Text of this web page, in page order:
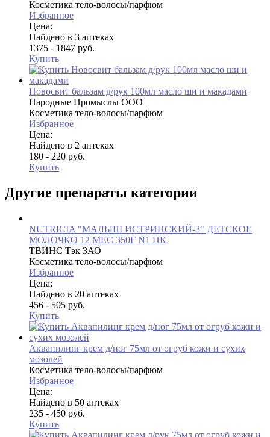
Косметика тело-волосы/парфюм
Избранное
Цена:
Найдено в 3 аптеках
1375 - 1847 руб.
Купить
Новосвит бальзам д/рук 100мл масло ши и макадами
Народные Промыслы ООО
Косметика тело-волосы/парфюм
Избранное
Цена:
Найдено в 2 аптеках
180 - 220 руб.
Купить
Другие препараты категории
NUTRICIA "МАЛЫШ ИСТРИНСКИЙ-3" ДЕТСКОЕ
МОЛОЧКО 12 МЕС 350Г N1 ПК
ТВИНС Тэк ЗАО
Косметика тело-волосы/парфюм
Избранное
Цена:
Найдено в 20 аптеках
456 - 505 руб.
Купить
Аквапилинг крем д/ног 75мл от огруб кожи и сухих
мозолей
Косметика тело-волосы/парфюм
Избранное
Цена:
Найдено в 50 аптеках
235 - 450 руб.
Купить